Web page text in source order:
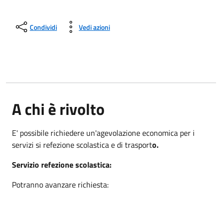
Condividi Vedi azioni
A chi è rivolto
E' possibile richiedere un'agevolazione economica per i
servizi si refezione scolastica e di trasporto.
Servizio refezione scolastica:
Potranno avanzare richiesta: